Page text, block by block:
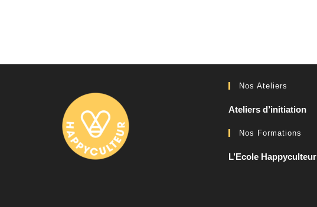
Nos Ateliers
Ateliers d’initiation
Nos Formations
L’Ecole Happyculteur